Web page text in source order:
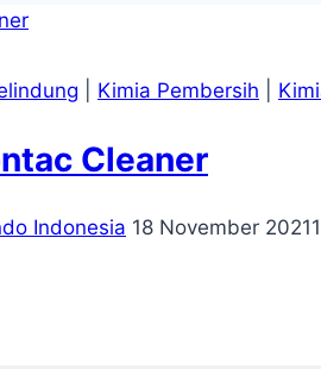
Kimia Pembersih
Cleaner
Indonesia 18 November 2021